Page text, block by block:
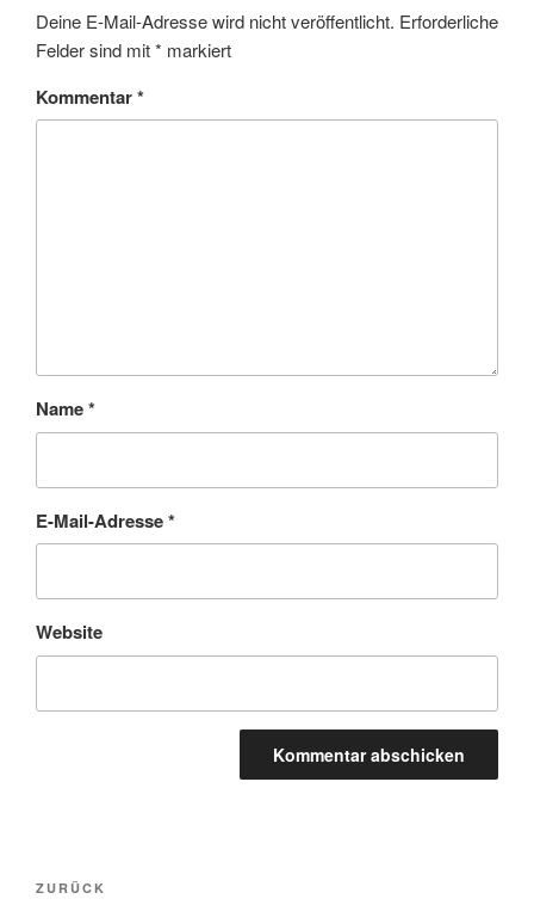
Deine E-Mail-Adresse wird nicht veröffentlicht. Erforderliche
Felder sind mit* markiert
Kommentar*
Name*
E-Mail-Adresse*
Website
Beitragsnavigation
Vorheriger
ZURÜCK